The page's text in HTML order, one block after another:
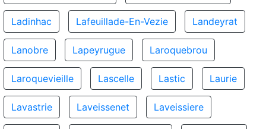
Ladinhac Lafeuillade-En-Vezie Landeyrat
Lanobre Lapeyrugue Laroquebrou
Laroquevieille Lascelle Lastic Laurie
Lavastrie Laveissenet Laveissiere